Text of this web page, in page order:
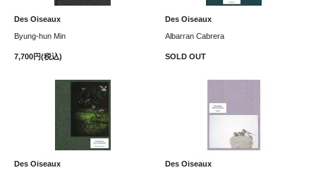
Des Oiseaux
Byung-hun Min
7,700円(税込)
Des Oiseaux
Albarran Cabrera
SOLD OUT
Des Oiseaux
Des Oiseaux